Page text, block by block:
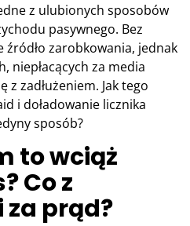
z ulubionych sposobów
pasywnego. Bez
zarobkowania, jednak
niepłacących za media
z zadłużeniem. Jak tego
i doładowanie licznika
sposób?
to wciąż
Co z
prąd?